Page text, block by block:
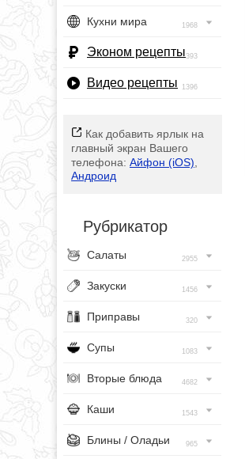
Кухни мира 1968
Эконом рецепты393
Видео рецепты 1396
Как добавить ярлык на
главный экран Вашего
телефона: Айфон (iOS)
Андроид
Рубрикатор
Салаты 2955
Закуски 1456
Приправы 320
Супы 1083
Вторые блюда 4682
Каши 1543
Блины / Оладьи 965